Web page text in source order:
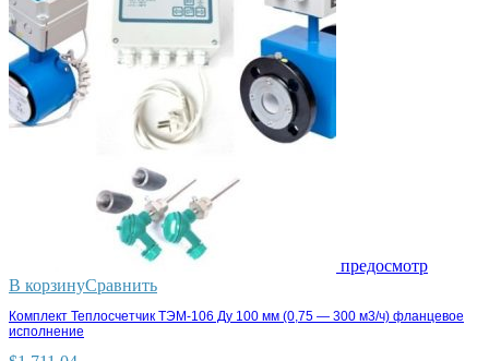
предосмотр
В корзинуСравнить
Комплект Теплосчетчик ТЭМ-106 Ду 100 мм (0,75 — 300 м3/ч) фланцевое
исполнение